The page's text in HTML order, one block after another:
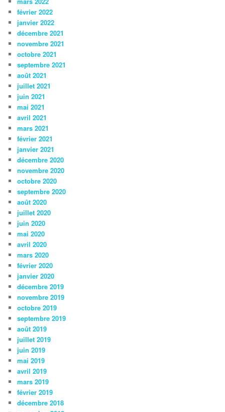
février 2022
janvier 2022
décembre 2021
novembre 2021
octobre 2021
septembre 2021
août 2021
juillet 2021
juin 2021
mai 2021
avril 2021
mars 2021
février 2021
janvier 2021
décembre 2020
novembre 2020
octobre 2020
septembre 2020
août 2020
juillet 2020
juin 2020
mai 2020
avril 2020
mars 2020
février 2020
janvier 2020
décembre 2019
novembre 2019
octobre 2019
septembre 2019
août 2019
juillet 2019
juin 2019
mai 2019
avril 2019
mars 2019
février 2019
décembre 2018